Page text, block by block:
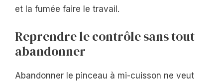
et la fumée faire le travail.
Reprendre le contrôle sans tout
abandonner
Abandonner le pinceau à mi-cuisson ne veut